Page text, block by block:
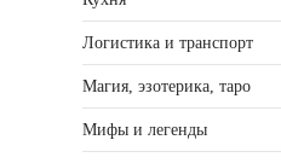
Логистика и транспорт
Магия, эзотерика, таро
Мифы и легенды